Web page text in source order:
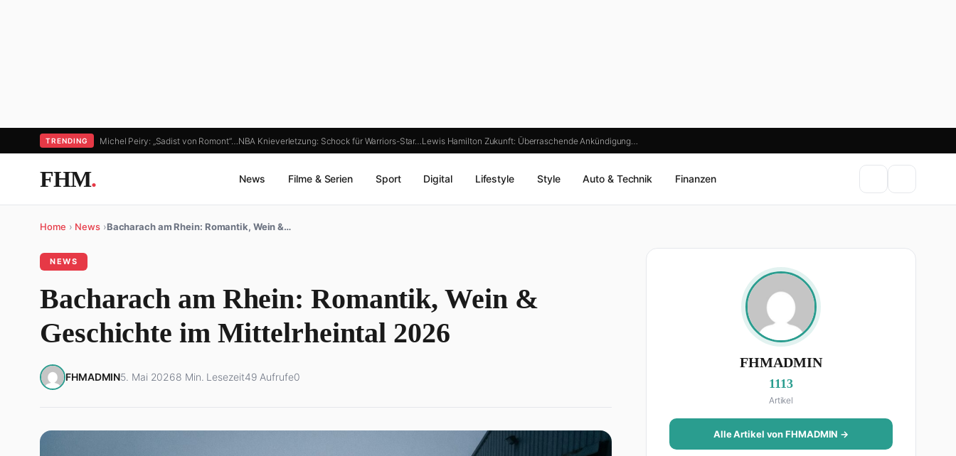
TRENDING Michel Peiry: „Sadist von Romont“… NBA Knieverletzung: Schock für Warriors-Star… Lewis Hamilton Zukunft: Überraschende Ankündigung…
FHM. News Filme & Serien Sport Digital Lifestyle Style Auto & Technik Finanzen
Home › News ›Bacharach am Rhein: Romantik, Wein &…
NEWS
Bacharach am Rhein: Romantik, Wein &
Geschichte im Mittelrheintal 2026
FHMADMIN5. Mai 20268 Min. Lesezeit49 Aufrufe0
FHMADMIN
1113
Artikel
Alle Artikel von FHMADMIN →